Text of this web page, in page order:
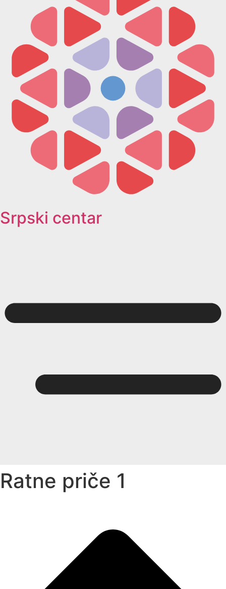
Srpski centar
Ratne priče 1